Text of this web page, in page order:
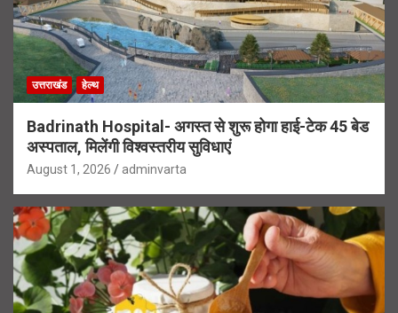
उत्तराखंड हेल्थ
Badrinath Hospital- अगस्त से शुरू होगा हाई-टेक 45 बेड
अस्पताल, मिलेंगी विश्वस्तरीय सुविधाएं
August 1, 2026 adminvarta